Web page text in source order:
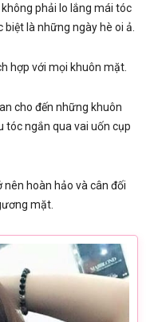
phải lo lắng mái tóc
là những ngày hè oi ả.
hợp với mọi khuôn mặt.
cho đến những khuôn
tóc ngắn qua vai uốn cụp
hoàn hảo và cân đối
mặt.